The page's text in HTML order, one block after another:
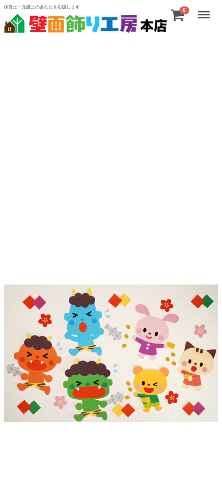
保育士・介護士のあなたを応援します！
0 Menu